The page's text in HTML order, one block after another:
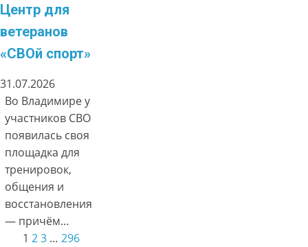
Центр для
ветеранов
«СВОй спорт»
31.07.2026
Во Владимире у
участников СВО
появилась своя
площадка для
тренировок,
общения и
восстановления
— причём…
1 23 … 296